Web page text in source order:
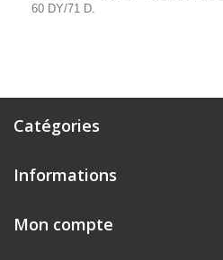
60 DY/71 D.
Catégories
Informations
Mon compte